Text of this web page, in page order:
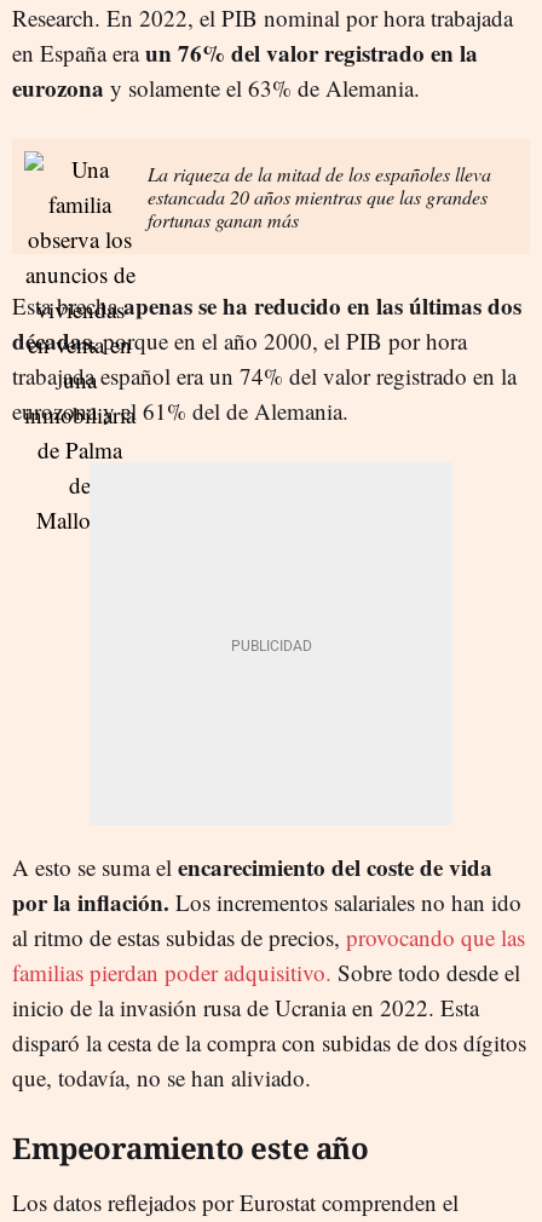
Research. En 2022, el PIB nominal por hora trabajada
en España eraun 76% del valor registrado en la
eurozona y solamente el 63% de Alemania.
La riqueza de la mitad de los españoles lleva
estancada 20 años mientras que las grandes
fortunas ganan más
Esta brechaapenas se ha reducido en las últimas dos
décadas,porque en el año 2000, el PIB por hora
trabajada español era un 74% del valor registrado en la
eurozona y el 61% del de Alemania.
A esto se suma el encarecimiento del coste de vida
por la inflación. Los incrementos salariales no han ido
al ritmo de estas subidas de precios, provocando que las
familias pierdan poder adquisitivo. Sobre todo desde el
inicio de la invasión rusa de Ucrania en 2022. Esta
disparó la cesta de la compra con subidas de dos dígitos
que, todavía, no se han aliviado.
Empeoramiento este año
Los datos reflejados por Eurostat comprenden el